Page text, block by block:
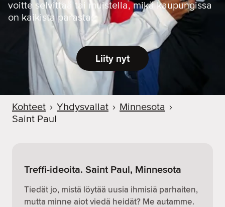
voitte selvittää tai muistella, mikä kaupungissa
on kaikista parasta.
Liity nyt
Kohteet › Yhdysvallat › Minnesota ›
Saint Paul
Treffi-ideoita. Saint Paul, Minnesota
Tiedät jo, mistä löytää uusia ihmisiä parhaiten,
mutta minne aiot viedä heidät? Me autamme.